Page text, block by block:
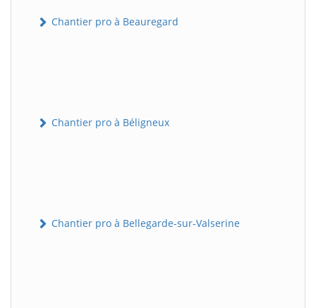
Chantier pro à Beauregard
Chantier pro à Béligneux
Chantier pro à Bellegarde-sur-Valserine